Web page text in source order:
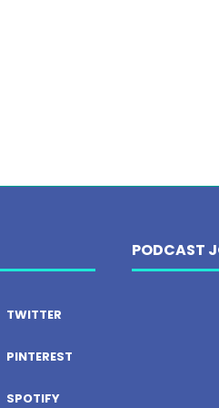
TWITTER
PINTEREST
SPOTIFY
PODCAST